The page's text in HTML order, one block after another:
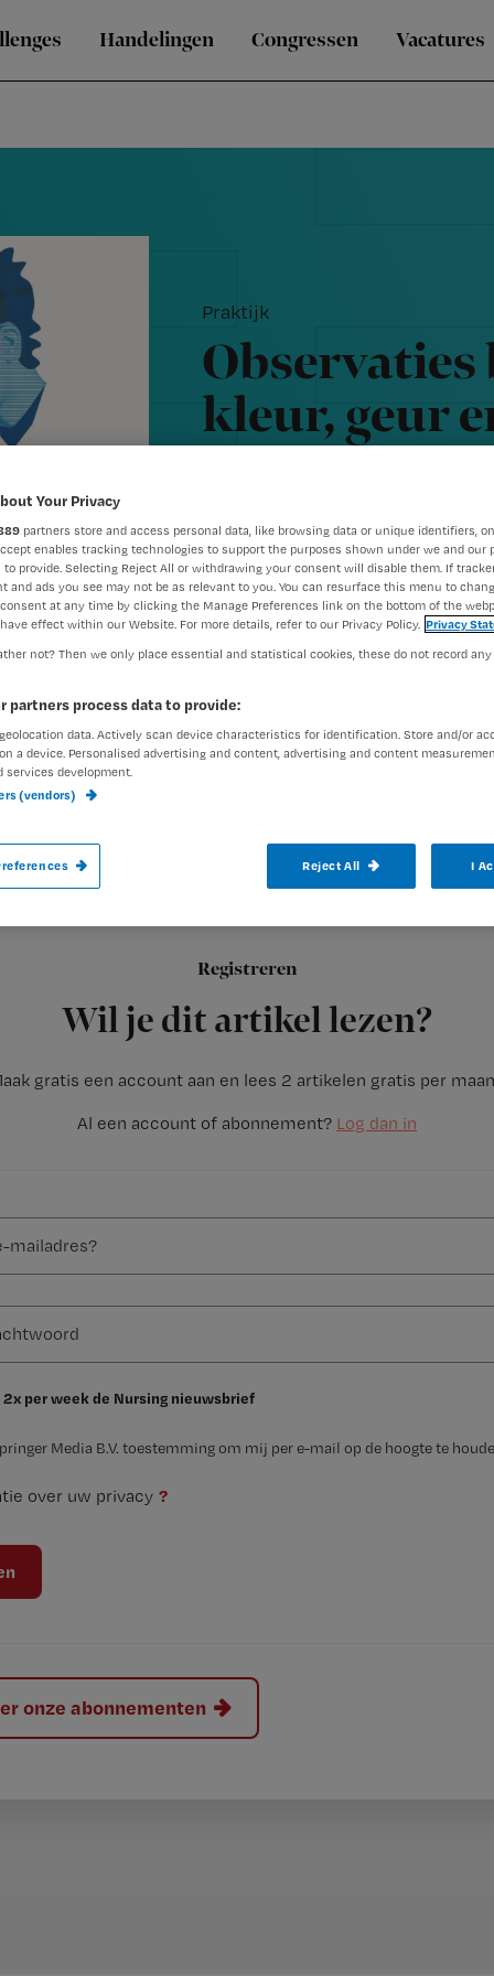
Handelingen Congressen Vacatures
Praktijk
kleur, geur
Auteur:Aliëtte Jonkers16 februari
Registreren
Wil je dit artikel lezen?
gratis een account aan en lees 2 artikelen gratis per
Al een account of abonnement? Log dan in
2x per week de Nursing nieuwsbrief
Media B.V. toestemming om mij per e-mail op de hoogte te
over uw privacy ?
onze abonnementen
Een patiënt met COPD, taaislijmziekte
sputum. Hoe ontstaat sputum precies en
Your Privacy
partners store and access personal data, like browsing data or unique identifiers,
enables tracking technologies to support the purposes shown under we and our
to provide. Selecting Reject All or withdrawing your consent will disable them. If
and ads you see may not be as relevant to you. You can resurface this menu to
at any time by clicking the Manage Preferences link on the bottom of the
effect within our Website. For more details, refer to our Privacy Policy. Privacy
not? Then we only place essential and statistical cookies, these do not record
partners process data to provide:
data. Actively scan device characteristics for identification. Store and/or
a device. Personalised advertising and content, advertising and content
services development.
(vendors)
Reject All I